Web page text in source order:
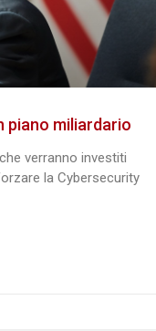
piano miliardario
verranno investiti
la Cybersecurity